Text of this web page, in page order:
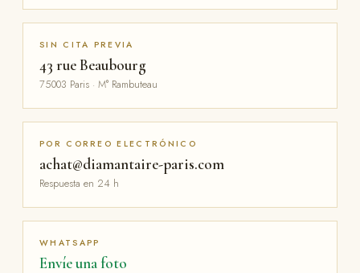
SIN CITA PREVIA
43 rue Beaubourg
75003 Paris · M° Rambuteau
POR CORREO ELECTRÓNICO
achat@diamantaire-paris.com
Respuesta en 24 h
WHATSAPP
Envíe una foto